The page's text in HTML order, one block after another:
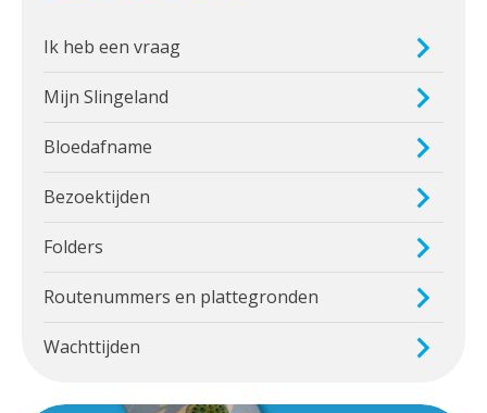
Ik heb een vraag
Mijn Slingeland
Bloedafname
Bezoektijden
Folders
Routenummers en plattegronden
Wachttijden